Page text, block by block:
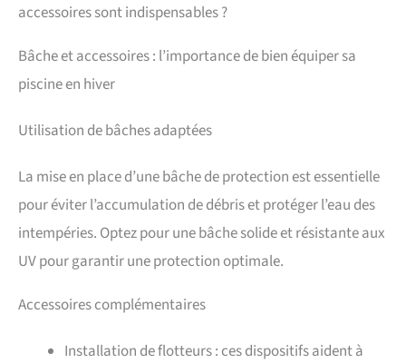
accessoires sont indispensables ?
Bâche et accessoires : l’importance de bien équiper sa
piscine en hiver
Utilisation de bâches adaptées
La mise en place d’une bâche de protection est essentielle
pour éviter l’accumulation de débris et protéger l’eau des
intempéries. Optez pour une bâche solide et résistante aux
UV pour garantir une protection optimale.
Accessoires complémentaires
Installation de flotteurs : ces dispositifs aident à